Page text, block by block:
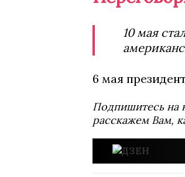
10 мая
6 мая
Подпишитесь на
расскажем Вам,